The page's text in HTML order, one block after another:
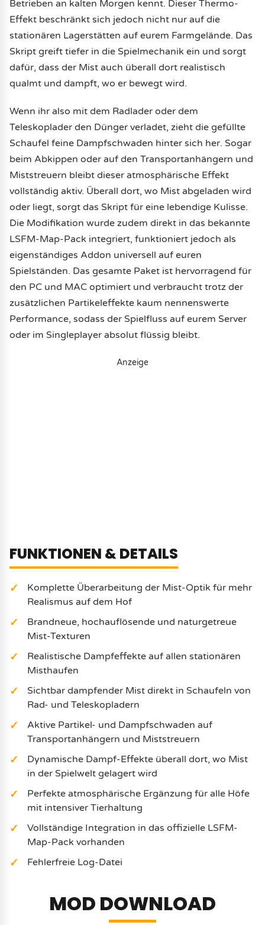
Betrieben an kalten Morgen kennt. Dieser Thermo-
Effekt beschränkt sich jedoch nicht nur auf die
stationären Lagerstätten auf eurem Farmgelände. Das
Skript greift tiefer in die Spielmechanik ein und sorgt
dafür, dass der Mist auch überall dort realistisch
qualmt und dampft, wo er bewegt wird.
Wenn ihr also mit dem Radlader oder dem
Teleskoplader den Dünger verladet, zieht die gefüllte
Schaufel feine Dampfschwaden hinter sich her. Sogar
beim Abkippen oder auf den Transportanhängern und
Miststreuern bleibt dieser atmosphärische Effekt
vollständig aktiv. Überall dort, wo Mist abgeladen wird
oder liegt, sorgt das Skript für eine lebendige Kulisse.
Die Modifikation wurde zudem direkt in das bekannte
LSFM-Map-Pack integriert, funktioniert jedoch als
eigenständiges Addon universell auf euren
Spielständen. Das gesamte Paket ist hervorragend für
den PC und MAC optimiert und verbraucht trotz der
zusätzlichen Partikeleffekte kaum nennenswerte
Performance, sodass der Spielfluss auf eurem Server
oder im Singleplayer absolut flüssig bleibt.
Anzeige
FUNKTIONEN & DETAILS
Komplette Überarbeitung der Mist-Optik für mehr
Realismus auf dem Hof
Brandneue, hochauflösende und naturgetreue
Mist-Texturen
Realistische Dampfeffekte auf allen stationären
Misthaufen
Sichtbar dampfender Mist direkt in Schaufeln von
Rad- und Teleskopladern
Aktive Partikel- und Dampfschwaden auf
Transportanhängern und Miststreuern
Dynamische Dampf-Effekte überall dort, wo Mist
in der Spielwelt gelagert wird
Perfekte atmosphärische Ergänzung für alle Höfe
mit intensiver Tierhaltung
Vollständige Integration in das offizielle LSFM-
Map-Pack vorhanden
Fehlerfreie Log-Datei
MOD DOWNLOAD